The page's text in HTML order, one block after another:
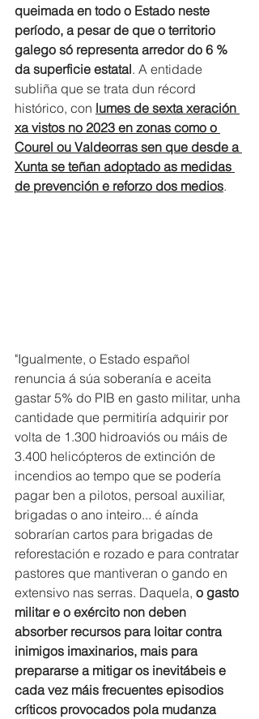
queimada en todo o Estado neste
período, a pesar de que o territorio
galego só representa arredor do 6 %
da superficie estatal. A entidade
subliña que se trata dun récord
histórico, con lumes de sexta xeración
xa vistos no 2023 en zonas como o
Courel ou Valdeorras sen que desde a
Xunta se teñan adoptado as medidas
de prevención e reforzo dos medios.
"Igualmente, o Estado español
renuncia á súa soberanía e aceita
gastar 5% do PIB en gasto militar, unha
cantidade que permitiría adquirir por
volta de 1.300 hidroaviós ou máis de
3.400 helicópteros de extinción de
incendios ao tempo que se podería
pagar ben a pilotos, persoal auxiliar,
brigadas o ano inteiro... é aínda
sobrarían cartos para brigadas de
reforestación e rozado e para contratar
pastores que mantiveran o gando en
extensivo nas serras. Daquela, o gasto
militar e o exército non deben
absorber recursos para loitar contra
inimigos imaxinarios, mais para
prepararse a mitigar os inevitábeis e
cada vez máis frecuentes episodios
críticos provocados pola mudanza